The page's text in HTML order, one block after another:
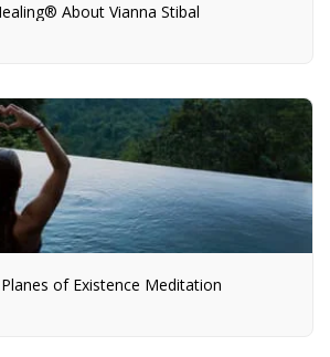
About Vianna Stibal
of Existence Meditation